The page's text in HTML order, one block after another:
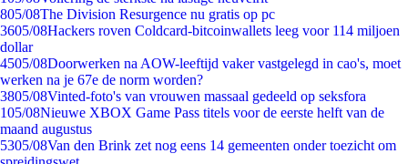
805/08The Division Resurgence nu gratis op pc
3605/08Hackers roven Coldcard-bitcoinwallets leeg voor 114 miljoen
dollar
4505/08Doorwerken na AOW-leeftijd vaker vastgelegd in cao's, moet
werken na je 67e de norm worden?
3805/08Vinted-foto's van vrouwen massaal gedeeld op seksfora
105/08Nieuwe XBOX Game Pass titels voor de eerste helft van de
maand augustus
5305/08Van den Brink zet nog eens 14 gemeenten onder toezicht om